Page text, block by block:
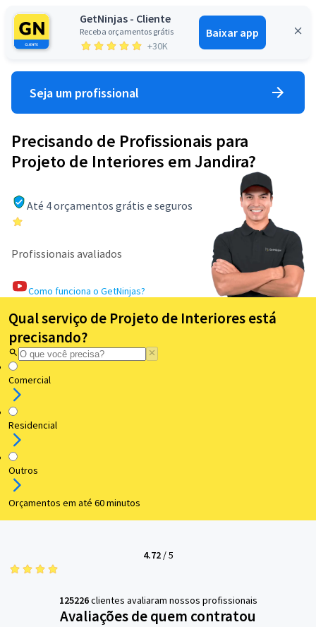
GetNinjas - Cliente
Receba orçamentos grátis
+30K
Baixar app
Entrar
Seja um profissional
Precisando de Profissionais para
Projeto de Interiores em Jandira?
Até 4 orçamentos grátis e seguros
Profissionais avaliados
Como funciona o GetNinjas?
Qual serviço de Projeto de Interiores está
precisando?
Comercial
Residencial
Outros
Orçamentos em até 60 minutos
4.72/5
125226clientes avaliaram nossos profissionais
Avaliações de quem contratou